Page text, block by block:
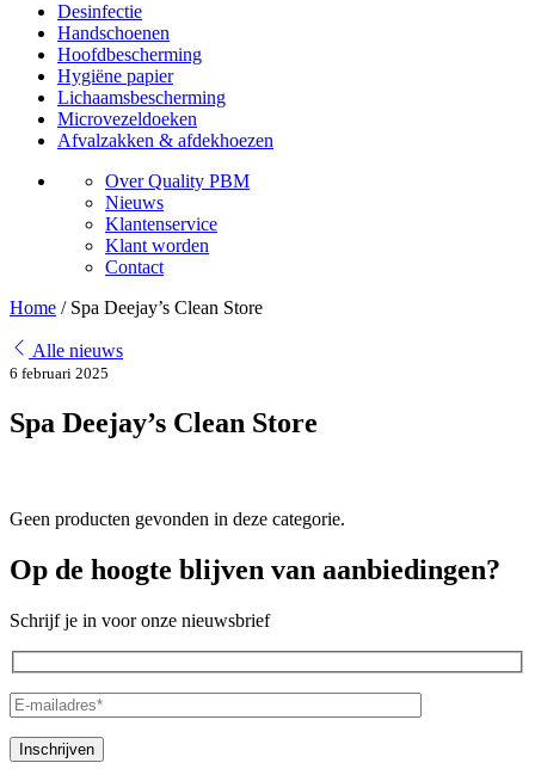
Desinfectie
Handschoenen
Hoofdbescherming
Hygiëne papier
Lichaamsbescherming
Microvezeldoeken
Afvalzakken & afdekhoezen
Over Quality PBM
Nieuws
Klantenservice
Klant worden
Contact
Home / Spa Deejay’s Clean Store
Alle nieuws
6 februari 2025
Spa Deejay’s Clean Store
Geen producten gevonden in deze categorie.
Op de hoogte blijven van aanbiedingen?
Schrijf je in voor onze nieuwsbrief